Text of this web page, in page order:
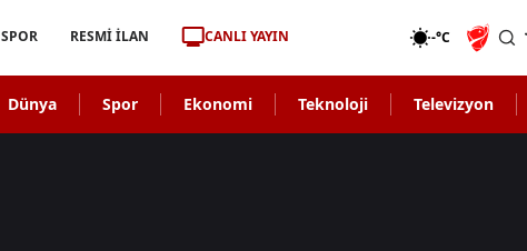
SPOR RESMİ İLAN CANLI YAYIN -°C
Dünya Spor Ekonomi Teknoloji Televizyon